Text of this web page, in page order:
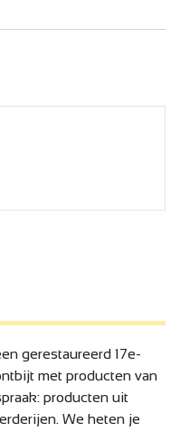
gerestaureerd 17e-
met producten van
producten uit
We heten je